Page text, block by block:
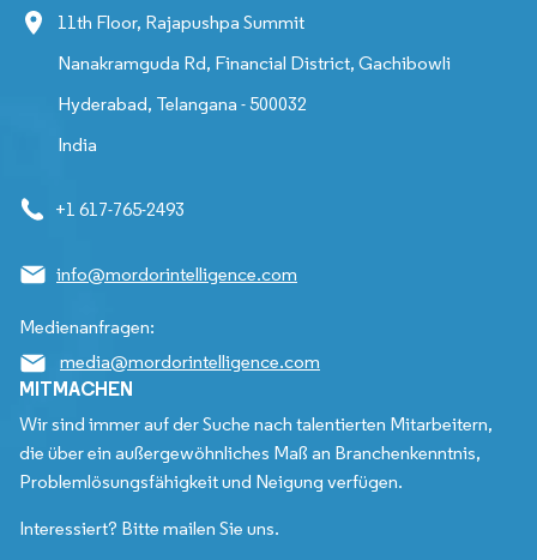
11th Floor, Rajapushpa Summit
Nanakramguda Rd, Financial District, Gachibowli
Hyderabad, Telangana - 500032
India
+1 617-765-2493
info@mordorintelligence.com
Medienanfragen:
media@mordorintelligence.com
MITMACHEN
Wir sind immer auf der Suche nach talentierten Mitarbeitern,
die über ein außergewöhnliches Maß an Branchenkenntnis,
Problemlösungsfähigkeit und Neigung verfügen.
Interessiert? Bitte mailen Sie uns.